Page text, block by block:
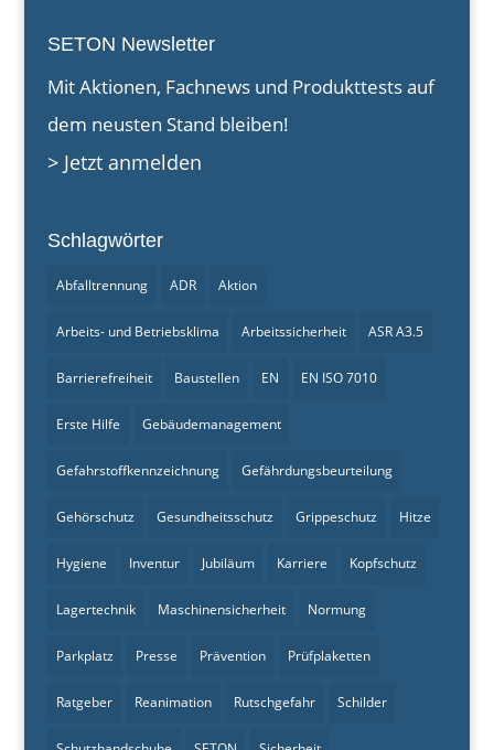
SETON Newsletter
Mit Aktionen, Fachnews und Produkttests auf
dem neusten Stand bleiben!
> Jetzt anmelden
Schlagwörter
Abfalltrennung ADR Aktion
Arbeits- und Betriebsklima Arbeitssicherheit ASR A3.5
Barrierefreiheit Baustellen EN EN ISO 7010
Erste Hilfe Gebäudemanagement
Gefahrstoffkennzeichnung Gefährdungsbeurteilung
Gehörschutz Gesundheitsschutz Grippeschutz Hitze
Hygiene Inventur Jubiläum Karriere Kopfschutz
Lagertechnik Maschinensicherheit Normung
Parkplatz Presse Prävention Prüfplaketten
Ratgeber Reanimation Rutschgefahr Schilder